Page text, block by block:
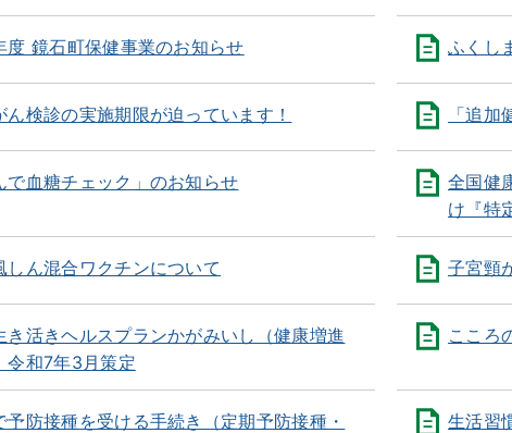
度 鏡石町保健事業のお知らせ ふくし
ん検診の実施期限が迫っています！ 「追
で血糖チェック」のお知らせ
全国健
け『特
しん混合ワクチンについて 子宮頸
き活きヘルスプランかがみいし（健康増進
令和7年3月策定
こころ
予防接種を受ける手続き（定期予防接種・
生活習